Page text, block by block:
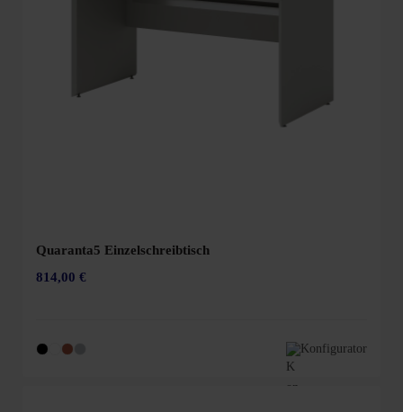
Quaranta5 Einzelschreibtisch
814,00 €
Konfigurator